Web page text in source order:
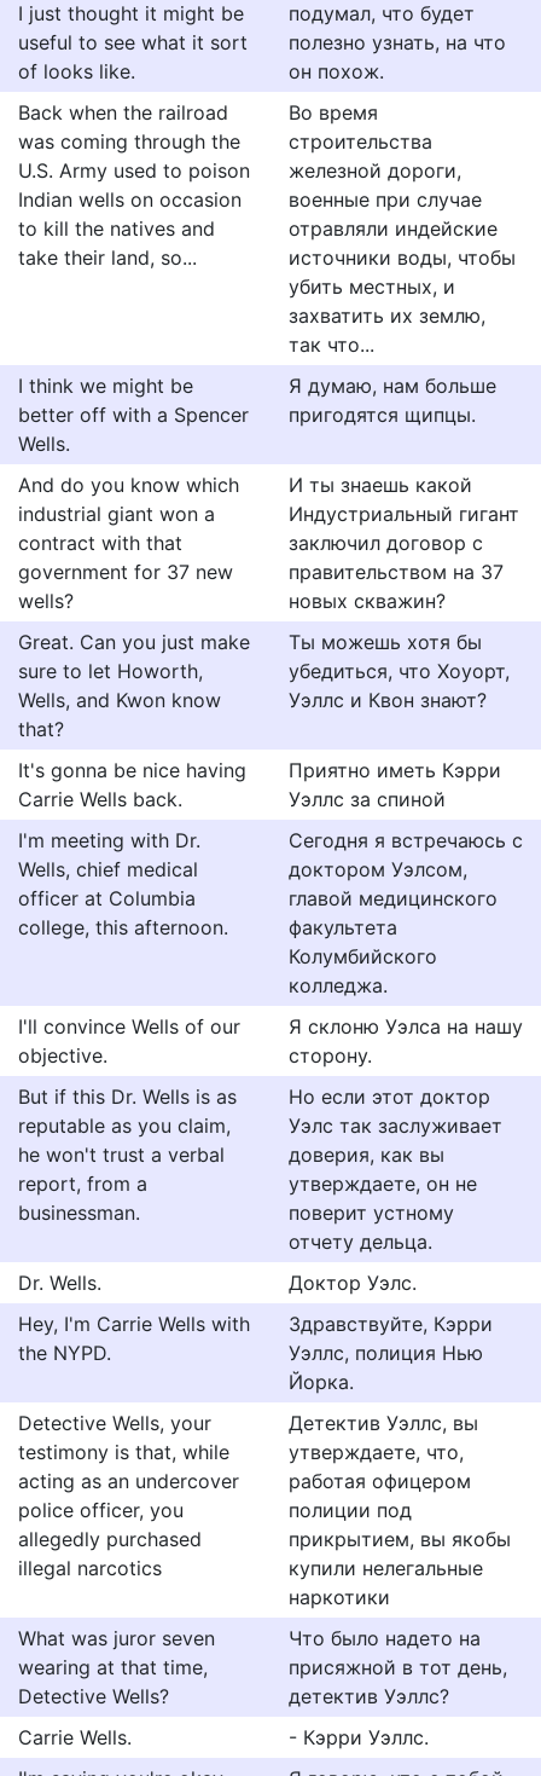
I just thought it might be
useful to see what it sort
of looks like.
подумал, что будет
полезно узнать, на что
он похож.
Back when the railroad
was coming through the
U.S. Army used to poison
Indian wells on occasion
to kill the natives and
take their land, so...
Во время
строительства
железной дороги,
военные при случае
отравляли индейские
источники воды, чтобы
убить местных, и
захватить их землю,
так что...
I think we might be
better off with a Spencer
Wells.
Я думаю, нам больше
пригодятся щипцы.
And do you know which
industrial giant won a
contract with that
government for 37 new
wells?
И ты знаешь какой
Индустриальный гигант
заключил договор с
правительством на 37
новых скважин?
Great. Can you just make
sure to let Howorth,
Wells, and Kwon know
that?
Ты можешь хотя бы
убедиться, что Хоуорт,
Уэллс и Квон знают?
It's gonna be nice having
Carrie Wells back.
Приятно иметь Кэрри
Уэллс за спиной
I'm meeting with Dr.
Wells, chief medical
officer at Columbia
college, this afternoon.
Сегодня я встречаюсь с
доктором Уэлсом,
главой медицинского
факультета
Колумбийского
колледжа.
I'll convince Wells of our
objective.
Я склоню Уэлса на нашу
сторону.
But if this Dr. Wells is as
reputable as you claim,
he won't trust a verbal
report, from a
businessman.
Но если этот доктор
Уэлс так заслуживает
доверия, как вы
утверждаете, он не
поверит устному
отчету дельца.
Dr. Wells.
Доктор Уэлс.
Hey, I'm Carrie Wells with
the NYPD.
Здравствуйте, Кэрри
Уэллс, полиция Нью
Йорка.
Detective Wells, your
testimony is that, while
acting as an undercover
police officer, you
allegedly purchased
illegal narcotics
Детектив Уэллс, вы
утверждаете, что,
работая офицером
полиции под
прикрытием, вы якобы
купили нелегальные
наркотики
What was juror seven
wearing at that time,
Detective Wells?
Что было надето на
присяжной в тот день,
детектив Уэллс?
Carrie Wells.
- Кэрри Уэллс.